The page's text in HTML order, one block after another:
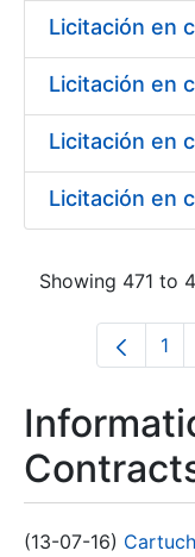
Licitación en
Licitación en
Licitación en
Licitación en
Showing 471 to
1
(13-07-16)